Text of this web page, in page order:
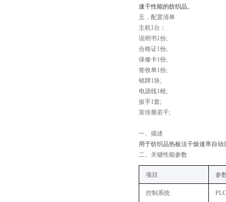
速干性能的纺织品。
五，配置清单
主机1台；
说明书1份;
合格证1份;
保修卡1份;
签收单1份;
铭牌1块;
电源线1根;
扳手1套;
宣传册若干;
一、 描述
用于纺织品热板法干燥速率自动
二、关键性能参数
‌项目‌ 参
控制系统‌ PLC